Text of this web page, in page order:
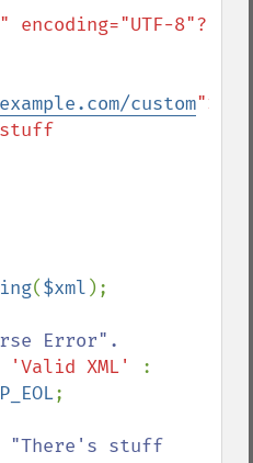
encoding="UTF-8"?
custom">
stuff
($xml );
'Valid XML'
;
stuff